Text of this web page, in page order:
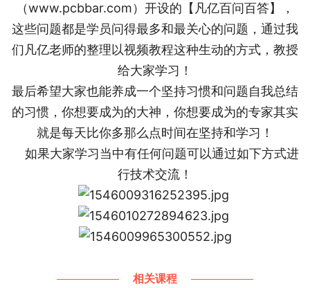
（www.pcbbar.com）开设的【凡亿百问百答】，
这些问题都是学员问得最多和最关心的问题，通过我
们凡亿老师的整理以视频教程这种生动的方式，教授
给大家学习！
最后希望大家也能养成一个坚持习惯和问题自我总结
的习惯，你想要成为的大神，你想要成为的专家其实
就是每天比你多那么点时间在坚持和学习！
如果大家学习当中有任何问题可以通过如下方式进
行技术交流！
相关课程